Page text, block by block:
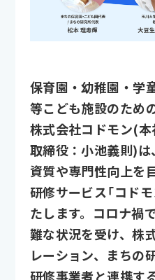
保育園・幼稚園・学
等こども施設のため
株式会社コドモン(
取締役：小池義則)
資質や専門性向上を
研修サービス「コド
たします。コロナ禍
難な状況を受け、株
レーション、まちの
研修事業者と連携す